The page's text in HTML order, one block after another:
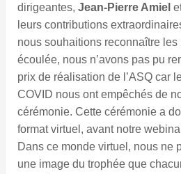
dirigeantes, Jean-Pierre Amiel
leurs contributions
nous souhaitions reconnaître les
écoulée, nous n’avons pas pu
prix de réalisation de l’ASQ car
COVID nous ont empêchés de
cérémonie. Cette cérémonie a
format virtuel, avant notre
Dans ce monde virtuel, nous ne
une image du trophée que